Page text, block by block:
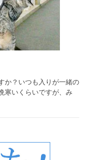
か？いつも入りが一緒の
寒いくらいですが、み